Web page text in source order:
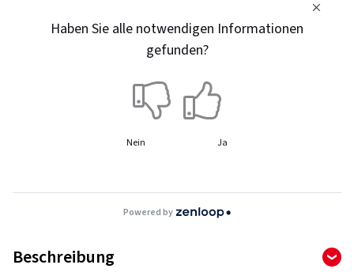
Haben Sie alle notwendigen Informationen
gefunden?
Nein Ja
Powered by
Beschreibung